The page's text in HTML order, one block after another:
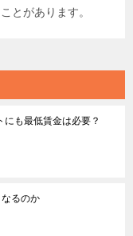
とがあります。
にも最低賃金は必要？
るのか